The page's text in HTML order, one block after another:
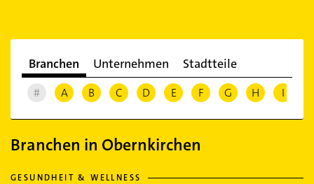
Branchen Unternehmen Stadtteile
# A B C D E F G H I
Branchen in Obernkirchen
GESUNDHEIT & WELLNESS